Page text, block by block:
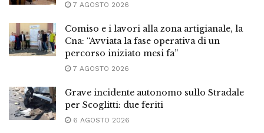
7 AGOSTO 2026
Comiso e i lavori alla zona artigianale, la
Cna: “Avviata la fase operativa di un
percorso iniziato mesi fa”
7 AGOSTO 2026
Grave incidente autonomo sullo Stradale
per Scoglitti: due feriti
6 AGOSTO 2026